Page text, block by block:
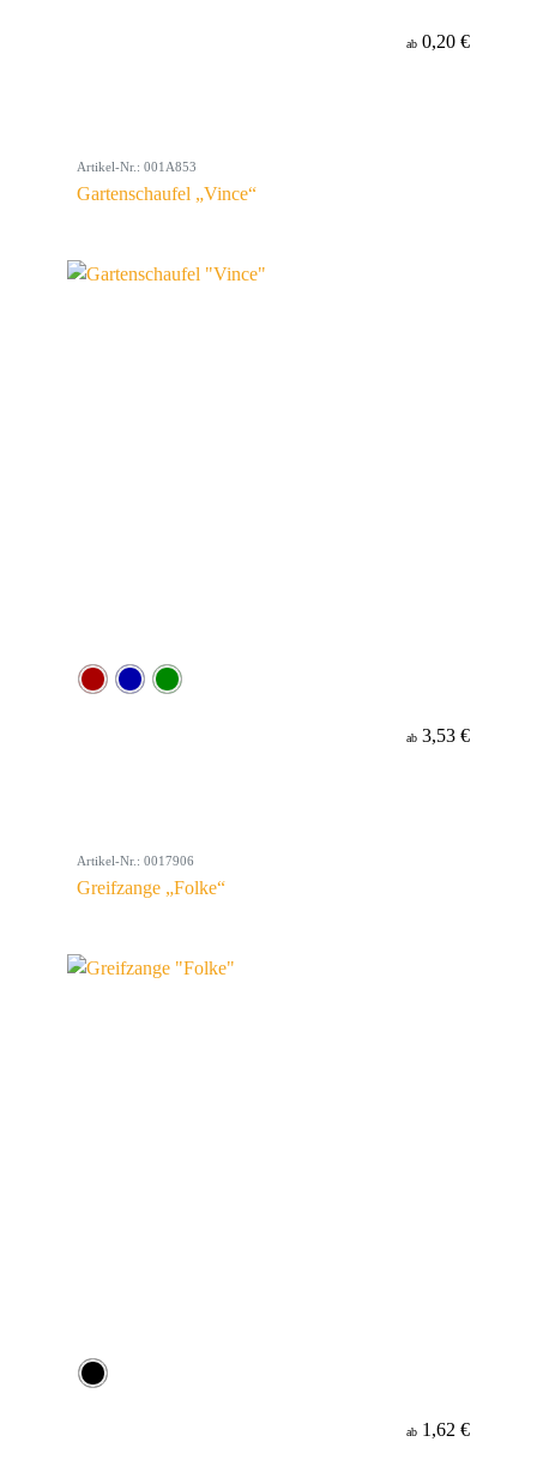
ab 0,20 €
Artikel-Nr.: 001A853
Gartenschaufel „Vince“
ab 3,53 €
Artikel-Nr.: 0017906
Greifzange „Folke“
ab 1,62 €